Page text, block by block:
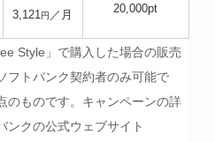
20,000pt
3,121 円 ／月
Style」で購入した場合の販売
フトバンク契約者のみ可能で
のものです。キャンペーンの詳
ンクの公式ウェブサイト